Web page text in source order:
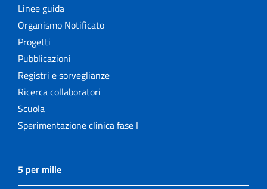
Linee guida
Organismo Notificato
Progetti
Pubblicazioni
Registri e sorveglianze
Ricerca collaboratori
Scuola
Sperimentazione clinica fase I
5 per mille